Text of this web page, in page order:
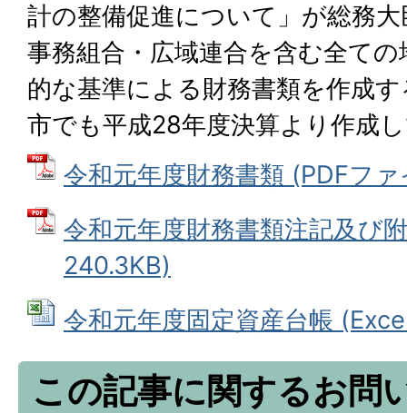
計の整備促進について」が総務
事務組合・広域連合を含む全て
的な基準による財務書類を作成
市でも平成28年度決算より作成
令和元年度財務書類 (PDFフ
令和元年度財務書類注記及び
240.3KB)
令和元年度固定資産台帳
この記事に関するお問